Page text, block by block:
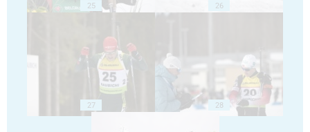
25 26
27 28